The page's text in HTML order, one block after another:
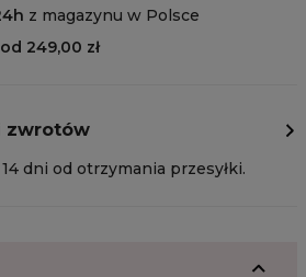
z magazynu w Polsce
od 249,00 zł
zwrotów
dni od otrzymania przesyłki.